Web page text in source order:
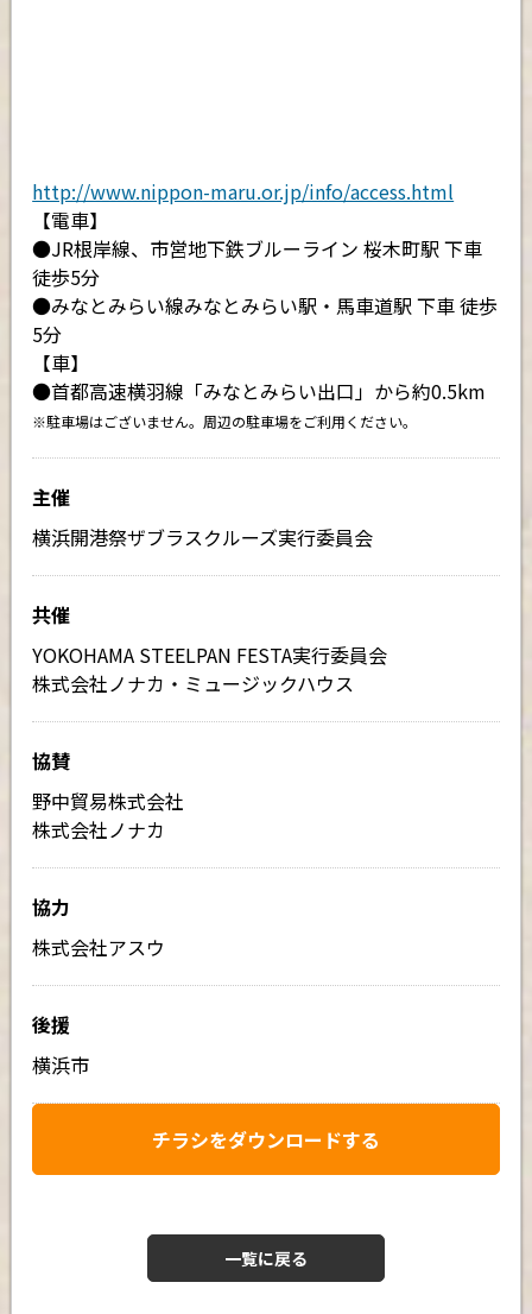
http://www.nippon-maru.or.jp/info/access.html
【電車】
●JR根岸線、市営地下鉄ブルーライン 桜木町駅 下車
徒歩5分
●みなとみらい線みなとみらい駅・馬車道駅 下車 徒歩
5分
【車】
●首都高速横羽線「みなとみらい出口」から約0.5km
※駐車場はございません。周辺の駐車場をご利用ください。
主催
横浜開港祭ザブラスクルーズ実行委員会
共催
YOKOHAMA STEELPAN FESTA実行委員会
株式会社ノナカ・ミュージックハウス
協賛
野中貿易株式会社
株式会社ノナカ
協力
株式会社アスウ
後援
横浜市
チラシをダウンロードする
一覧に戻る